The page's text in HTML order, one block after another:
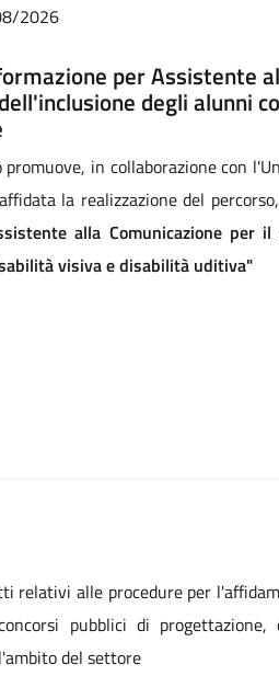
2026
Sanitaria -area
in città di
Palazzo Senatorio in Campidoglio
relativi alle procedure per
pubblici di
del settore